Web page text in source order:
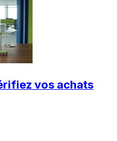
vos achats